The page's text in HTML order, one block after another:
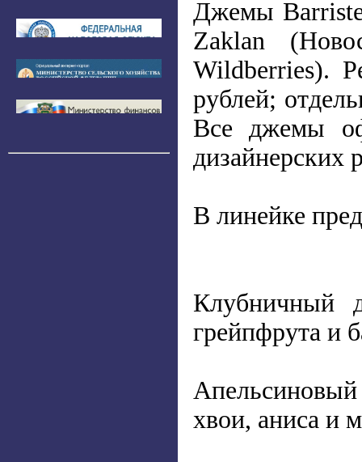
Джемы
Zaklan
Wildberries).
рублей;
Все джемы
дизайнерских
В линейке
Клубничный
грейпфрута и
хвои, аниса и